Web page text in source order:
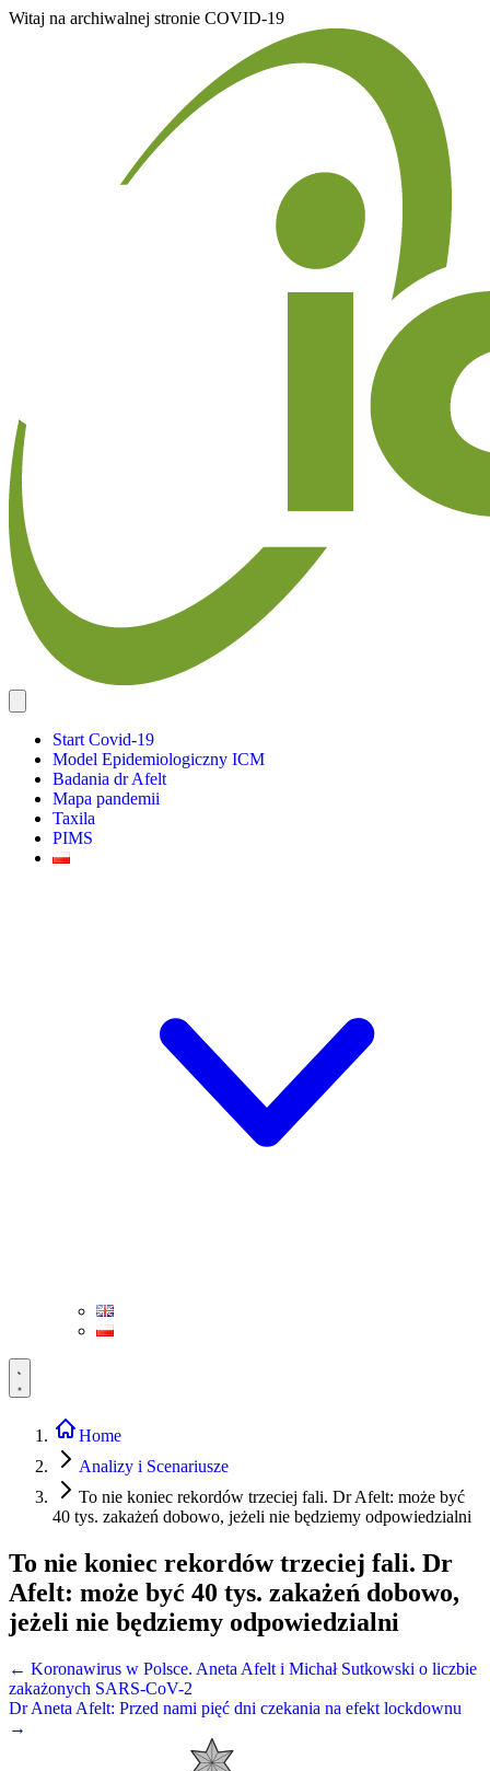
Witaj na archiwalnej stronie COVID-19
Start Covid-19
Model Epidemiologiczny ICM
Badania dr Afelt
Mapa pandemii
Taxila
PIMS
Home
Analizy i Scenariusze
To nie koniec rekordów trzeciej fali. Dr Afelt: może być
40 tys. zakażeń dobowo, jeżeli nie będziemy odpowiedzialni
To nie koniec rekordów trzeciej fali. Dr
Afelt: może być 40 tys. zakażeń dobowo,
jeżeli nie będziemy odpowiedzialni
← Koronawirus w Polsce. Aneta Afelt i Michał Sutkowski o liczbie
zakażonych SARS-CoV-2
Dr Aneta Afelt: Przed nami pięć dni czekania na efekt lockdownu
→